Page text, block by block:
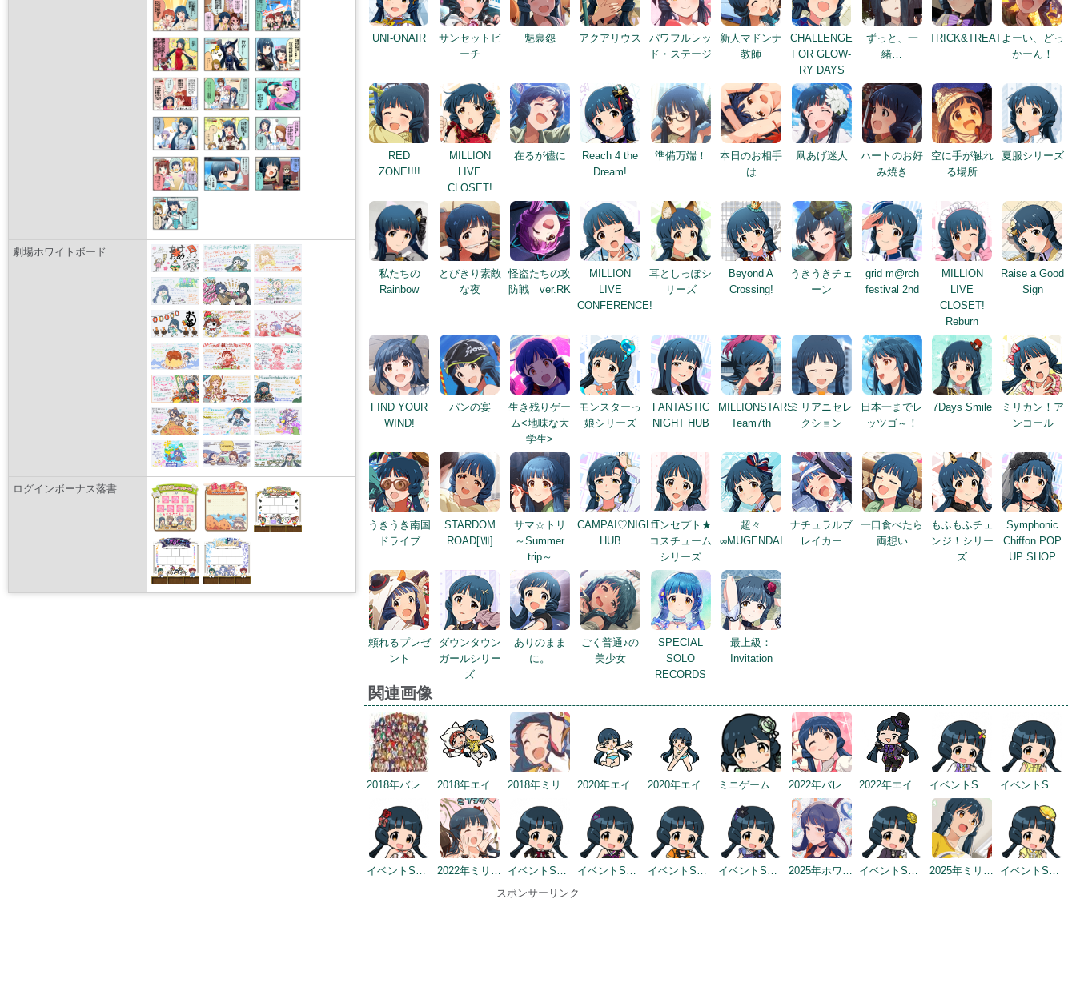
劇場ホワイトボード
ログインボーナス落書
UNI-ONAIR
サンセットビ
ーチ
魅裏怨 アクアリウス
パワフルレッ
ド・ステージ
新人マドンナ
教師
CHALLENGE
FOR GLOW-
RY DAYS
ずっと、一
緒…
TRICK&TREATよーい、どっ
かーん！
RED
ZONE!!!!
MILLION
LIVE
CLOSET!
在るが儘に
Reach 4 the
Dream!
準備万端！
本日のお相手
は
凧あげ迷人
ハートのお好
み焼き
空に手が触れ
る場所
夏服シリーズ
私たちの
Rainbow
とびきり素敵
な夜
怪盗たちの攻
防戦 ver.RK
MILLION
LIVE
CONFERENCE!
耳としっぽシ
リーズ
Beyond A
Crossing!
うきうきチェ
ーン
grid m@rch
festival 2nd
MILLION
LIVE
CLOSET!
Reburn
Raise a Good
Sign
FIND YOUR
WIND!
パンの宴
生き残りゲー
ム<地味な大
学生>
モンスターっ
娘シリーズ
FANTASTIC
NIGHT HUB
MILLIONSTARS
Team7th
ミリアニセレ
クション
日本一までレ
ッツゴ～！
7Days Smile
ミリカン！ア
ンコール
うきうき南国
ドライブ
STARDOM
ROAD[Ⅶ]
サマ☆トリ
～Summer
trip～
CAMPAI♡NIGHT
HUB
コンセプト★
コスチューム
シリーズ
超々
∞MUGENDAI
ナチュラルブ
レイカー
一口食べたら
両想い
もふもふチェ
ンジ！シリー
ズ
Symphonic
Chiffon POP
UP SHOP
頼れるプレゼ
ント
ダウンタウン
ガールシリー
ズ
ありのまま
に。
ごく普通♪の
美少女
SPECIAL
SOLO
RECORDS
最上級：
Invitation
関連画像
2018年バレンタインデー公式ツイート 2018年エイプリルミニゲーム 2018年ミリシタ感謝祭 2020年エイプリルフールネタ 2020年エイプリルフールネタ ミニゲーム 4らぐ めいくあっぷ！ 2022年バレンタインデートップ画面 2022年エイプリルフールネタ イベントSD #2 イベントSD #3
イベントSD #4 2022年ミリシタ5周年カウントダウン（1日前） イベントSD #5 イベントSD #7 イベントSD #10 イベントSD #362 2025年ホワイトデートップ画面 イベントSD #379 2025年ミリシタ8周年カウントダウン（2日前）
イベントSD #415
スポンサーリンク